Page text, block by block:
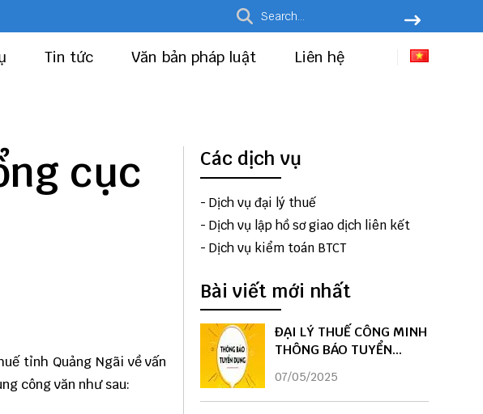
Tin tức Văn bản pháp luật Liên hệ
cục
tỉnh Quảng Ngãi về vấn
công văn như sau:
Các dịch vụ
- Dịch vụ đại lý thuế
- Dịch vụ lập hồ sơ giao dịch liên kết
- Dịch vụ kiểm toán BTCT
Bài viết mới nhất
ĐẠI LÝ THUẾ CÔNG MINH
THÔNG BÁO TUYỂN
DỤNG
07/05/2025